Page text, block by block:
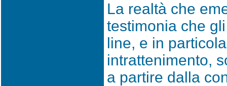
La realtà che
testimonia che
line, e in
intrattenimento,
a partire dalla